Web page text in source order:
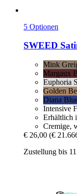
5 Optionen
SWEED
Mink
Margaux
Euphoria
Golden
Diana
Intensive
Erhältlich
Cremige,
€ 26,00 (€
Zustellung bis